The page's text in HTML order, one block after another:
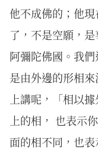
他不成佛的；他
了，不是空願，
阿彌陀佛國。我
是由外邊的形相
上講呢，「相以
上的相， 也表示
面的相不同，也